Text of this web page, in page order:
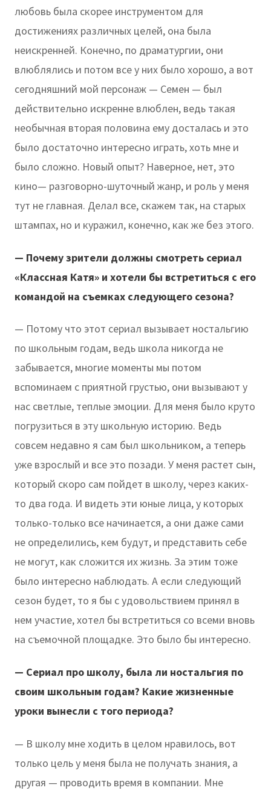
любовь была скорее инструментом для
достижениях различных целей, она была
неискренней. Конечно, по драматургии, они
влюблялись и потом все у них было хорошо, а вот
сегодняшний мой персонаж — Семен — был
действительно искренне влюблен, ведь такая
необычная вторая половина ему досталась и это
было достаточно интересно играть, хоть мне и
было сложно. Новый опыт? Наверное, нет, это
кино— разговорно-шуточный жанр, и роль у меня
тут не главная. Делал все, скажем так, на старых
штампах, но и куражил, конечно, как же без этого.
— Почему зрители должны смотреть сериал
«Классная Катя» и хотели бы встретиться с его
командой на съемках следующего сезона?
— Потому что этот сериал вызывает ностальгию
по школьным годам, ведь школа никогда не
забывается, многие моменты мы потом
вспоминаем с приятной грустью, они вызывают у
нас светлые, теплые эмоции. Для меня было круто
погрузиться в эту школьную историю. Ведь
совсем недавно я сам был школьником, а теперь
уже взрослый и все это позади. У меня растет сын,
который скоро сам пойдет в школу, через каких-
то два года. И видеть эти юные лица, у которых
только-только все начинается, а они даже сами
не определились, кем будут, и представить себе
не могут, как сложится их жизнь. За этим тоже
было интересно наблюдать. А если следующий
сезон будет, то я бы с удовольствием принял в
нем участие, хотел бы встретиться со всеми вновь
на съемочной площадке. Это было бы интересно.
— Сериал про школу, была ли ностальгия по
своим школьным годам? Какие жизненные
уроки вынесли с того периода?
— В школу мне ходить в целом нравилось, вот
только цель у меня была не получать знания, а
другая — проводить время в компании. Мне